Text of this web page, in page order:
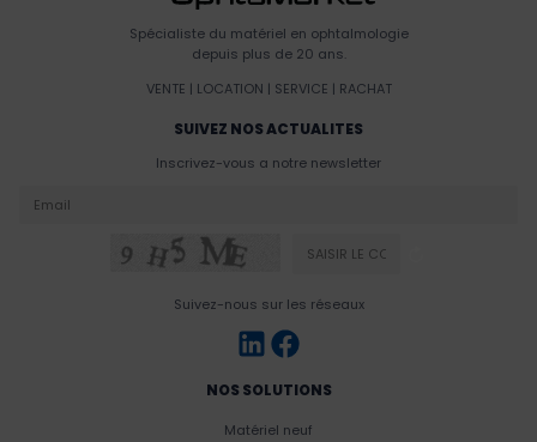
Spécialiste du matériel en ophtalmologie
depuis plus de 20 ans.
VENTE | LOCATION | SERVICE | RACHAT
SUIVEZ NOS ACTUALITES
Inscrivez-vous a notre newsletter
Suivez-nous sur les réseaux
NOS SOLUTIONS
Matériel neuf